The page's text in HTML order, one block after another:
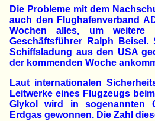
Die Probleme mit dem
auch den Flughafenverband
Wochen alles, um weitere
Geschäftsführer Ralph
Schiffsladung aus den USA
der kommenden Woche
Laut internationalen
Leitwerke eines Flugzeugs
Glykol wird in sogenannten
Erdgas gewonnen. Die Zahl